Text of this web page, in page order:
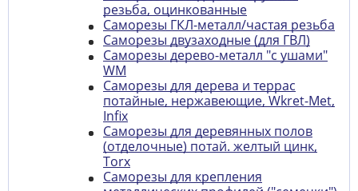
резьба, оцинкованные
Саморезы ГКЛ-металл/частая резьба
Саморезы двузаходные (для ГВЛ)
Саморезы дерево-металл "с ушами"
WM
Саморезы для дерева и террас
потайные, нержавеющие, Wkret-Met,
Infix
Саморезы для деревянных полов
(отделочные) потай. желтый цинк,
Torx
Саморезы для крепления